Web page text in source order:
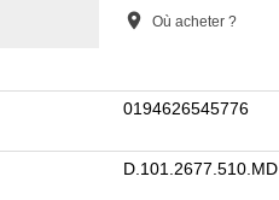
location_on Où acheter ?
0194626545776
D.101.2677.510.MD